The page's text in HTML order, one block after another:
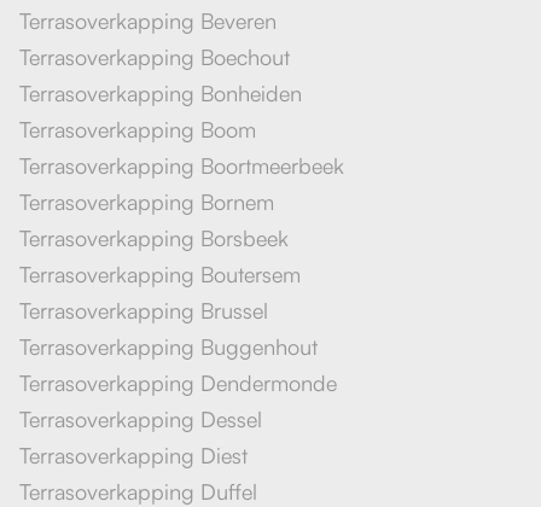
Terrasoverkapping Beveren
Terrasoverkapping Boechout
Terrasoverkapping Bonheiden
Terrasoverkapping Boom
Terrasoverkapping Boortmeerbeek
Terrasoverkapping Bornem
Terrasoverkapping Borsbeek
Terrasoverkapping Boutersem
Terrasoverkapping Brussel
Terrasoverkapping Buggenhout
Terrasoverkapping Dendermonde
Terrasoverkapping Dessel
Terrasoverkapping Diest
Terrasoverkapping Duffel